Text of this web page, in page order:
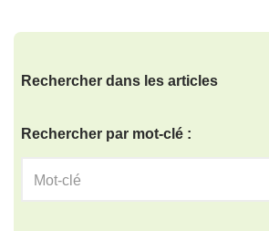
Rechercher dans les articles
Rechercher par mot-clé :